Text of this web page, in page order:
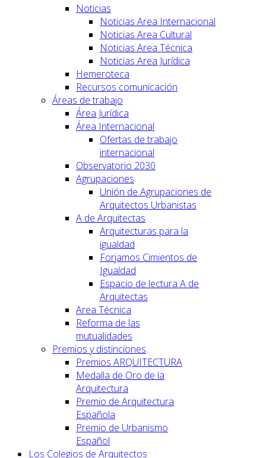
Noticias
Noticias Area Internacional
Noticias Area Cultural
Noticias Area Técnica
Noticias Area Jurídica
Hemeroteca
Recursos comunicación
Áreas de trabajo
Área Jurídica
Área Internacional
Ofertas de trabajo
internacional
Observatorio 2030
Agrupaciones
Unión de Agrupaciones de
Arquitectos Urbanistas
A de Arquitectas
Arquitecturas para la
igualdad
Forjamos Cimientos de
Igualdad
Espacio de lectura A de
Arquitectas
Area Técnica
Reforma de las
mutualidades
Premios y distinciones
Premios ARQUITECTURA
Medalla de Oro de la
Arquitectura
Premio de Arquitectura
Española
Premio de Urbanismo
Español
Los Colegios de Arquitectos